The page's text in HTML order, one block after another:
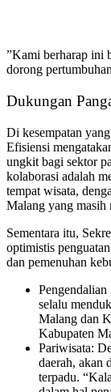
​”Kami berharap ini
dorong
​Dukungan
​Di kesempatan
Efisiensi
ungkit bagi sektor
kolaborasi adalah
tempat wisata,
Malang yang masih
​Sementara itu,
optimistis
dan pemenuhan
selalu
Malang dan
Kabupaten
​Pariwisata:
daerah, akan
terpadu.